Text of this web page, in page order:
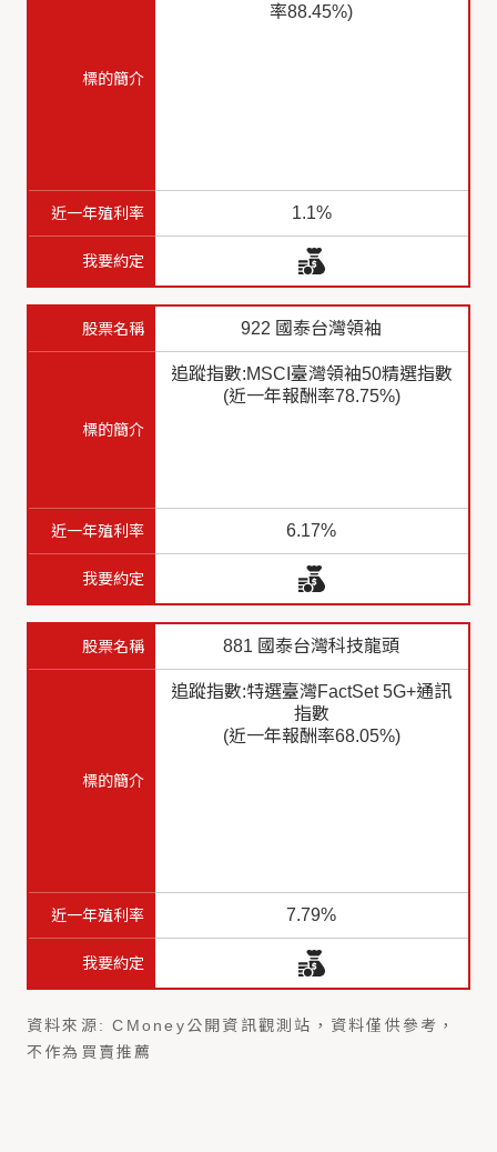
率88.45%)
1.1%
922 國泰台灣領袖
追蹤指數:MSCI臺灣領袖50精選指數
(近一年報酬率78.75%)
6.17%
881 國泰台灣科技龍頭
追蹤指數:特選臺灣FactSet 5G+通訊
指數
(近一年報酬率68.05%)
7.79%
資料來源: CMoney公開資訊觀測站，資料僅供參考，
不作為買賣推薦